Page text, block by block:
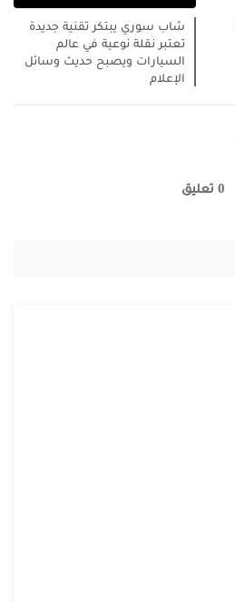
شاب سوري يبتكر تقنية جديدة
تعتبر نقلة نوعية في عالم
السيارات ويصبح حديث وسائل
الإعلام
0 تعليق